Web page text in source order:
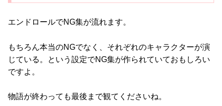
エンドロールでNG集が流れます。
もちろん本当のNGでなく、それぞれのキャラクターが演
じている。という設定でNG集が作られていておもしろい
ですよ。
物語が終わっても最後まで観てくださいね。